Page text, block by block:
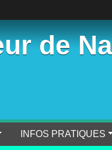
de
INFOS PRATIQUES